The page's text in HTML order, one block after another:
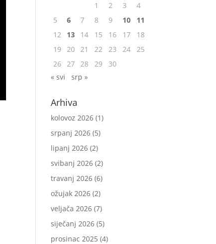
1
2 3
4
5
6 7 8 9 10
11
12
13 14 15 16 17
18
19
20 21 22 23 24
25
26 27 28 29
30
« svi
srp »
Arhiva
kolovoz 2026 (1)
srpanj 2026 (5)
lipanj 2026 (2)
svibanj 2026 (2)
travanj 2026 (6)
ožujak 2026 (2)
veljača 2026 (7)
siječanj 2026 (5)
prosinac 2025 (4)